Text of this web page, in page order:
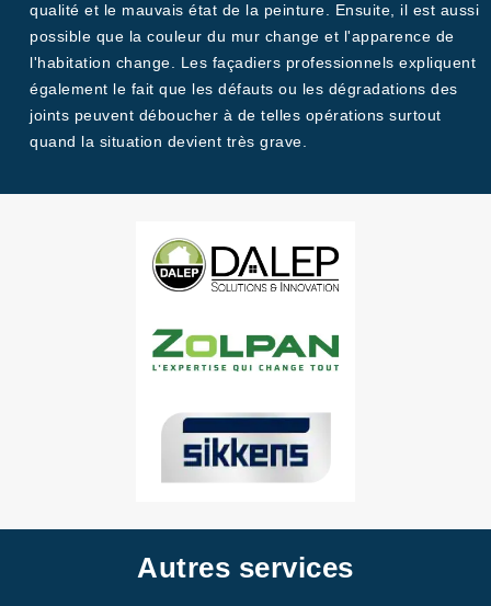
qualité et le mauvais état de la peinture. Ensuite, il est aussi
possible que la couleur du mur change et l'apparence de
l'habitation change. Les façadiers professionnels expliquent
également le fait que les défauts ou les dégradations des
joints peuvent déboucher à de telles opérations surtout
quand la situation devient très grave.
Autres services